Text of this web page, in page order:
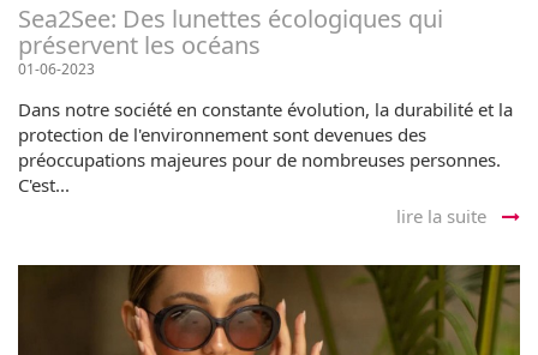
Sea2See: Des lunettes écologiques qui
préservent les océans
01-06-2023
Dans notre société en constante évolution, la durabilité et la
protection de l'environnement sont devenues des
préoccupations majeures pour de nombreuses personnes.
C'est...
lire la suite